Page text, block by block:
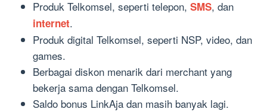
Produk Telkomsel, seperti telepon, SMS, dan
internet.
Produk digital Telkomsel, seperti NSP, video, dan
games.
Berbagai diskon menarik dari merchant yang
bekerja sama dengan Telkomsel.
Saldo bonus LinkAja dan masih banyak lagi.